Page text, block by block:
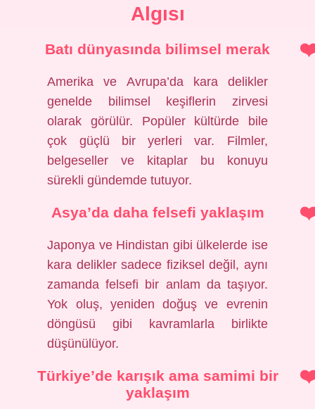
Algısı
Batı dünyasında bilimsel merak
Amerika ve Avrupa’da kara delikler
genelde bilimsel keşiflerin zirvesi
olarak görülür. Popüler kültürde bile
çok güçlü bir yerleri var. Filmler,
belgeseller ve kitaplar bu konuyu
sürekli gündemde tutuyor.
Asya’da daha felsefi yaklaşım
Japonya ve Hindistan gibi ülkelerde ise
kara delikler sadece fiziksel değil, aynı
zamanda felsefi bir anlam da taşıyor.
Yok oluş, yeniden doğuş ve evrenin
döngüsü gibi kavramlarla birlikte
düşünülüyor.
Türkiye’de karışık ama samimi bir
yaklaşım